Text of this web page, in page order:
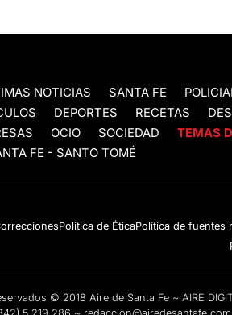
NOTICIAS SANTA FE
DEPORTES RECETAS
OCIO SOCIEDAD TEMAS
FE - SANTO TOMÉ
Politica de ÉticaPolítica de fuentes
© 2018 Aire de Santa Fe ~ AIRE